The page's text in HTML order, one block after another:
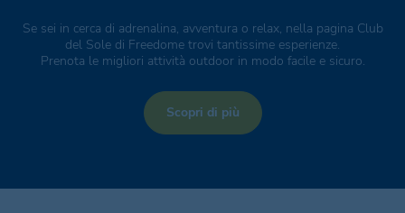
Se sei in cerca di adrenalina, avventura o relax, nella pagina Club
del Sole di Freedome trovi tantissime esperienze.
Prenota le migliori attività outdoor in modo facile e sicuro.
Scopri di più